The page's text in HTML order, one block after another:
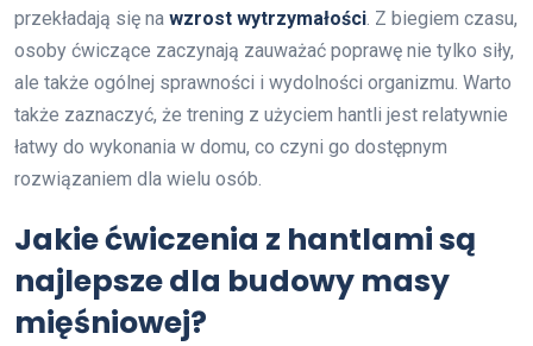
przekładają się na wzrost wytrzymałości. Z biegiem czasu,
osoby ćwiczące zaczynają zauważać poprawę nie tylko siły,
ale także ogólnej sprawności i wydolności organizmu. Warto
także zaznaczyć, że trening z użyciem hantli jest relatywnie
łatwy do wykonania w domu, co czyni go dostępnym
rozwiązaniem dla wielu osób.
Jakie ćwiczenia z hantlami są
najlepsze dla budowy masy
mięśniowej?